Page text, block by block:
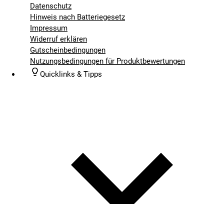
Datenschutz
Hinweis nach Batteriegesetz
Impressum
Widerruf erklären
Gutscheinbedingungen
Nutzungsbedingungen für Produktbewertungen
Quicklinks & Tipps